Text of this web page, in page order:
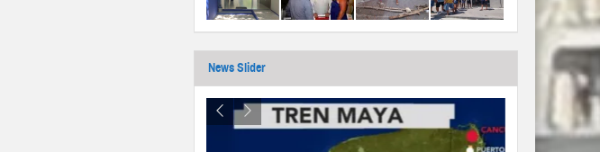
News Slider